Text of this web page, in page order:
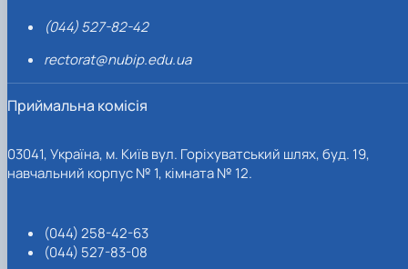
(044) 527-82-42
rectorat@nubip.edu.ua
Приймальна комісія
03041, Україна, м. Київ вул. Горіхуватський шлях, буд. 19,
навчальний корпус № 1, кімната № 12.
(044) 258-42-63
(044) 527-83-08